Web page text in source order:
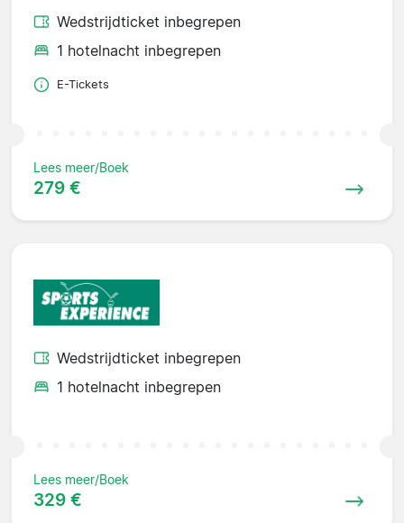
Wedstrijdticket inbegrepen
1 hotelnacht inbegrepen
E-Tickets
Lees meer/Boek
279 €
Wedstrijdticket inbegrepen
1 hotelnacht inbegrepen
Lees meer/Boek
329 €